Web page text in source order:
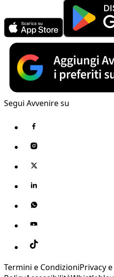
Segui Avvenire su
Termini e CondizioniPrivacy